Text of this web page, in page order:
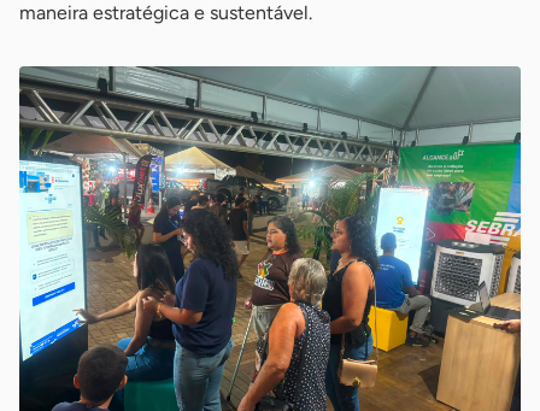
maneira estratégica e sustentável.